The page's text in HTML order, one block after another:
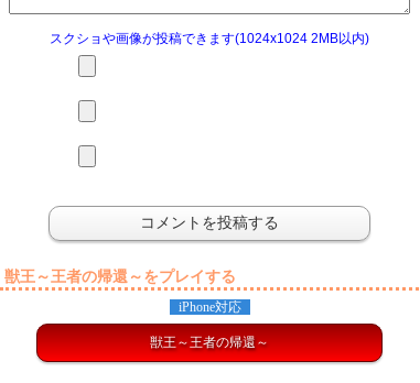
スクショや画像が投稿できます(1024x1024 2MB以内)
獣王～王者の帰還～をプレイする
iPhone対応
獣王～王者の帰還～